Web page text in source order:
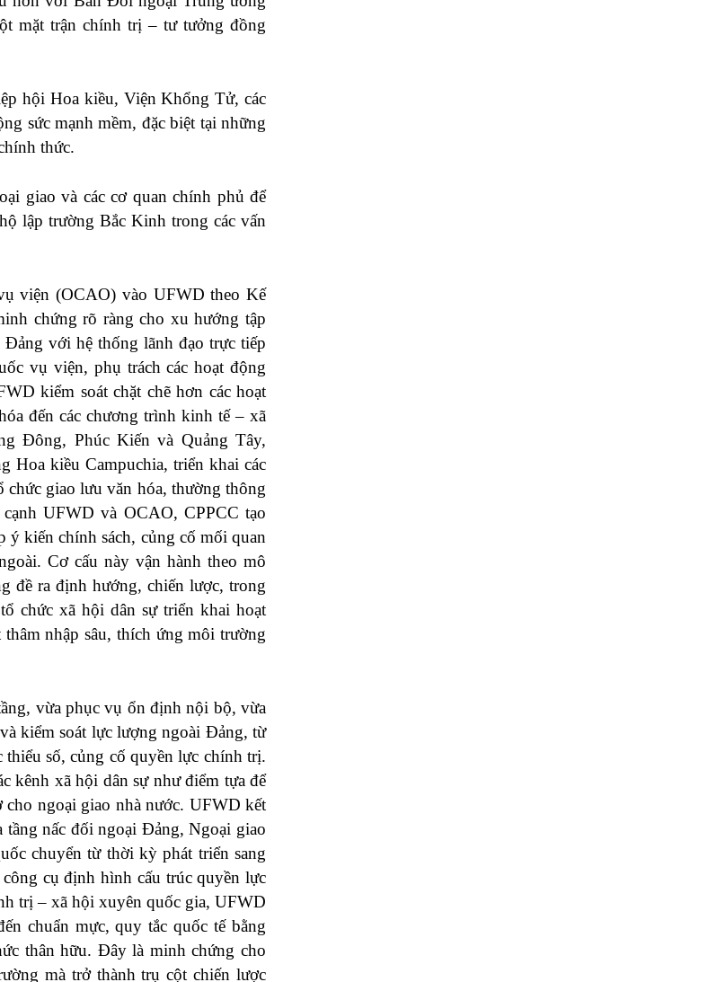
mặt trận chính trị – tư tưởng đồng
hội Hoa kiều, Viện Khổng Tử, các
sức mạnh mềm, đặc biệt tại những
thức.
giao và các cơ quan chính phủ để
lập trường Bắc Kinh trong các vấn
viện (OCAO) vào UFWD theo Kế
chứng rõ ràng cho xu hướng tập
với hệ thống lãnh đạo trực tiếp
vụ viện, phụ trách các hoạt động
kiểm soát chặt chẽ hơn các hoạt
đến các chương trình kinh tế – xã
Đông, Phúc Kiến và Quảng Tây,
Hoa kiều Campuchia, triển khai các
giao lưu văn hóa, thường thông
UFWD và OCAO, CPPCC tạo
kiến chính sách, củng cố mối quan
Cơ cấu này vận hành theo mô
đề ra định hướng, chiến lược, trong
chức xã hội dân sự triển khai hoạt
nhập sâu, thích ứng môi trường
vừa phục vụ ổn định nội bộ, vừa
kiểm soát lực lượng ngoài Đảng, từ
số, củng cố quyền lực chính trị.
kênh xã hội dân sự như điểm tựa để
ngoại giao nhà nước. UFWD kết
nấc đối ngoại Đảng, Ngoại giao
chuyển từ thời kỳ phát triển sang
cụ định hình cấu trúc quyền lực
trị – xã hội xuyên quốc gia, UFWD
chuẩn mực, quy tắc quốc tế bằng
thân hữu. Đây là minh chứng cho
mà trở thành trụ cột chiến lược